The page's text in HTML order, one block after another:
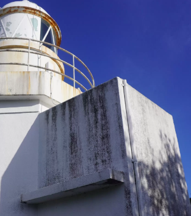
清晨的日出
太平洋在白天闪耀
夕阳西下
夜晚的星空
如果一路来到高知，也建议从最南端步
行过去。